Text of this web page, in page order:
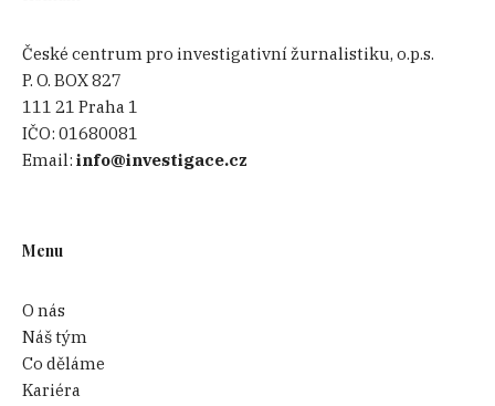
České centrum pro investigativní žurnalistiku, o.p.s.
P. O. BOX 827
111 21 Praha 1
IČO:01680081
Email:info@investigace.cz
Menu
O nás
Náš tým
Co děláme
Kariéra